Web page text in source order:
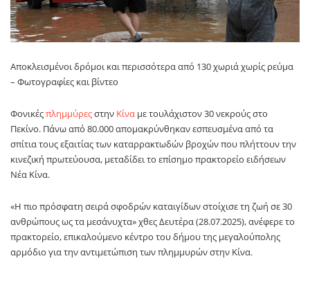
Αποκλεισμένοι δρόμοι και περισσότερα από 130 χωριά χωρίς ρεύμα
– Φωτογραφίες και βίντεο
Φονικέςπλημμύρεςστην Κίνα με τουλάχιστον 30 νεκρούς στο
Πεκίνο. Πάνω από 80.000 απομακρύνθηκαν εσπευσμένα από τα
σπίτια τους εξαιτίας των καταρρακτωδών βροχών που πλήττουν την
κινεζική πρωτεύουσα, μεταδίδει το επίσημο πρακτορείο ειδήσεων
Νέα Κίνα.
«Η πιο πρόσφατη σειρά σφοδρών καταιγίδων στοίχισε τη ζωή σε 30
ανθρώπους ως τα μεσάνυχτα» χθες Δευτέρα (28.07.2025), ανέφερε το
πρακτορείο, επικαλούμενο κέντρο του δήμου της μεγαλούπολης
αρμόδιο για την αντιμετώπιση των πλημμυρών στην Κίνα.